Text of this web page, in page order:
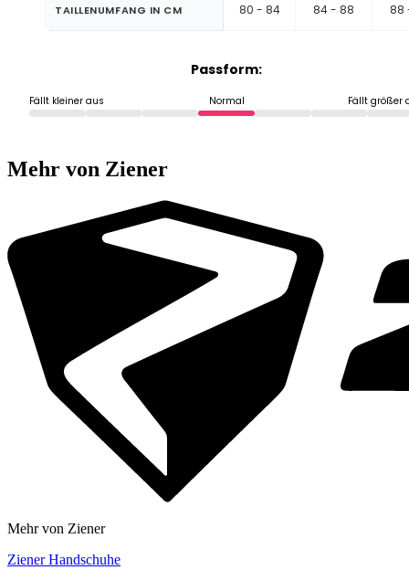
TAILLENUMFANG IN CM 80 - 84 84 - 88 88
Passform:
Fällt kleiner aus Normal Fällt größer
Mehr von Ziener
Mehr von Ziener
Ziener Handschuhe